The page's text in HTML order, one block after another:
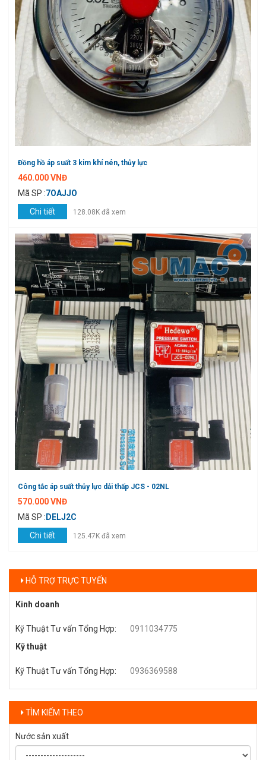
Đồng hồ áp suất 3 kim khí nén, thủy lực
460.000 VNĐ
Mã SP :7OAJJO
Chi tiết
128.08K đã xem
Công tắc áp suất thủy lực dải thấp JCS - 02NL
570.000 VNĐ
Mã SP : DELJ2C
Chi tiết
125.47K đã xem
HỖ TRỢ TRỰC TUYẾN
Kinh doanh
Kỹ Thuật Tư vấn Tổng Hợp:
0911034775
Kỹ thuật
Kỹ Thuật Tư vấn Tổng Hợp: 0936369588
TÌM KIẾM THEO
Nước sản xuất